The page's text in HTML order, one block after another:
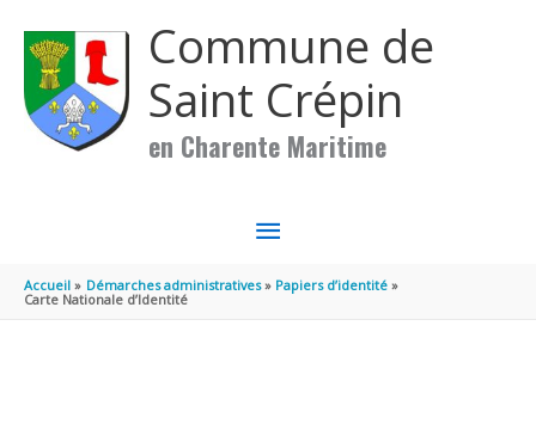
Commune de
Saint Crépin
en Charente Maritime
MENU
PRINCIPAL
Accueil Démarches administratives
Papiers d’identité
Carte Nationale d’Identité